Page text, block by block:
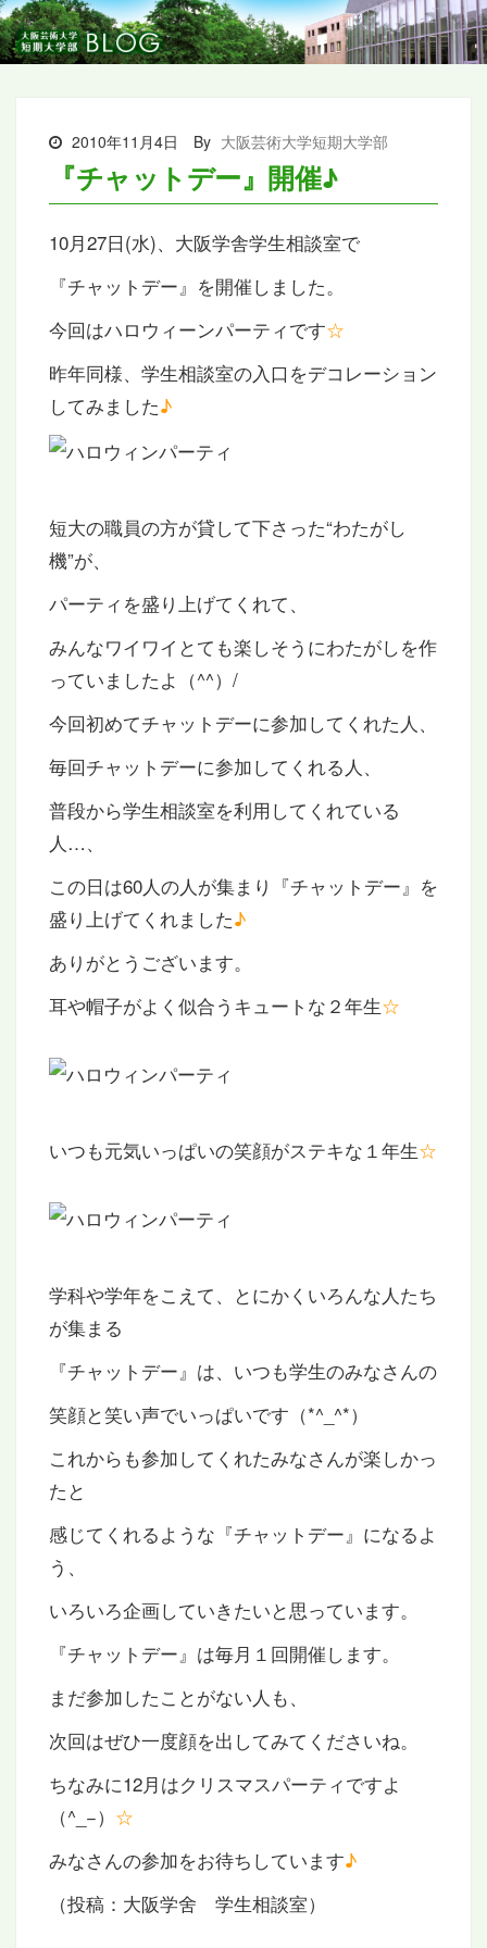
2010年11月4日 By 大阪芸術大学短期大学部
『チャットデー』開催♪
10月27日(水)、大阪学舎学生相談室で
『チャットデー』を開催しました。
今回はハロウィーンパーティです☆
昨年同様、学生相談室の入口をデコレーション
してみました♪
短大の職員の方が貸して下さった“わたがし
機”が、
パーティを盛り上げてくれて、
みんなワイワイとても楽しそうにわたがしを作
っていましたよ（^^）/
今回初めてチャットデーに参加してくれた人、
毎回チャットデーに参加してくれる人、
普段から学生相談室を利用してくれている
人…、
この日は60人の人が集まり『チャットデー』を
盛り上げてくれました♪
ありがとうございます。
耳や帽子がよく似合うキュートな２年生☆
いつも元気いっぱいの笑顔がステキな１年生☆
学科や学年をこえて、とにかくいろんな人たち
が集まる
『チャットデー』は、いつも学生のみなさんの
笑顔と笑い声でいっぱいです（*^_^*）
これからも参加してくれたみなさんが楽しかっ
たと
感じてくれるような『チャットデー』になるよ
う、
いろいろ企画していきたいと思っています。
『チャットデー』は毎月１回開催します。
まだ参加したことがない人も、
次回はぜひ一度顔を出してみてくださいね。
ちなみに12月はクリスマスパーティですよ
（^_−） ☆
みなさんの参加をお待ちしています♪
（投稿：大阪学舍 学生相談室）